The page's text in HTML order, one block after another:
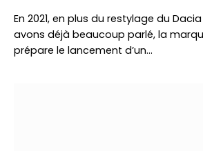
En 2021, en plus du restylage du
avons déjà beaucoup parlé, la
prépare le lancement d’un…